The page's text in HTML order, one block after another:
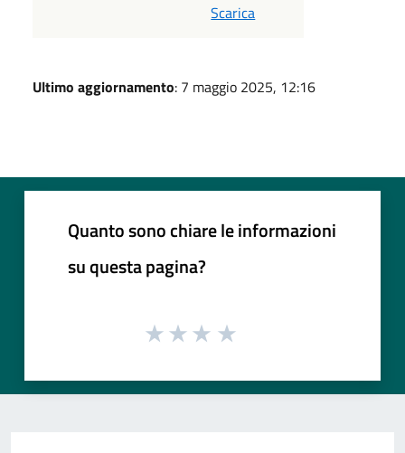
Scarica
Ultimo aggiornamento: 7 maggio 2025, 12:16
Quanto sono chiare le informazioni
su questa pagina?